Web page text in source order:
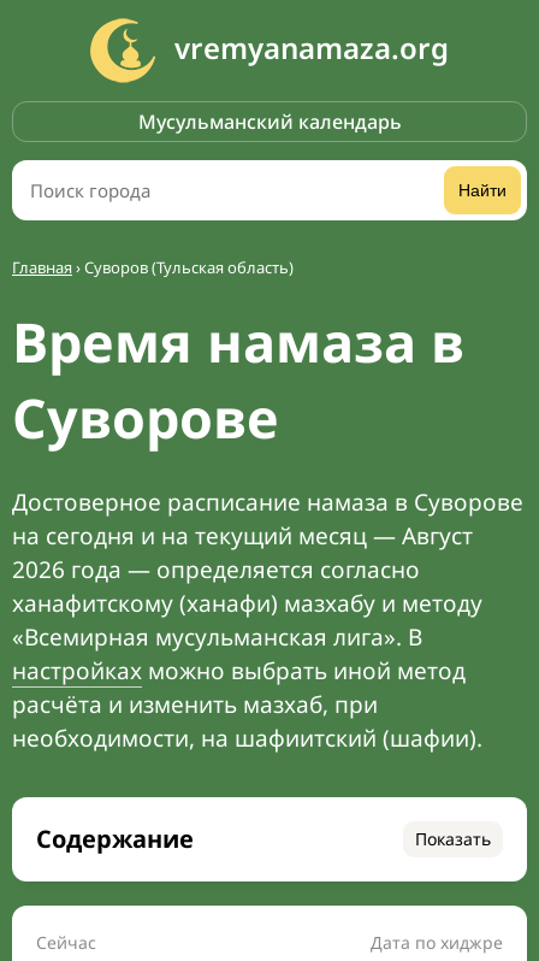
vremyanamaza.org
Мусульманский календарь
Найти
Главная›Суворов (Тульская область)
Время намаза в
Суворове
Достоверное расписание намаза в Суворове
на сегодня и на текущий месяц — Август
2026 года — определяется согласно
ханафитскому (ханафи) мазхабу и методу
«Всемирная мусульманская лига». В
настройках можно выбрать иной метод
расчёта и изменить мазхаб, при
необходимости, на шафиитский (шафии).
Содержание Показать
Время намаза на сегодня
Расписание на месяц
Сейчас Дата по хиджре